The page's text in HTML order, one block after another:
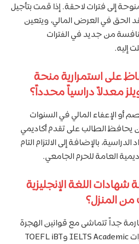
إلى فترات لاحقة. إذا قمت بتأجيل
الحق في العرض المالي، ويتعين
من جديد في الفترات
إليه.
على استمرارية منحة
معدلاً دراسياً محدداً؟
أو الإعفاء المالي في السنوات
يحافظ الطالب على تقدم أكاديمي
بالإضافة إلى الالتزام التام
العامة للحرم الجامعي.
شهادات اللغة الإنجليزية
من المنزل؟
جداً تتماشى مع قوانين الهجرة
الأسترالية؛ لذا تُقبل اختبارات IELTS Academic وTOEFL iBT